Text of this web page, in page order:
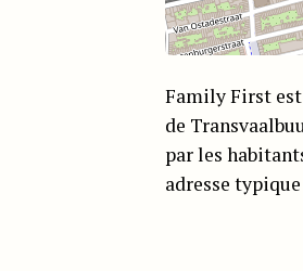
Family First
de
par les
adresse